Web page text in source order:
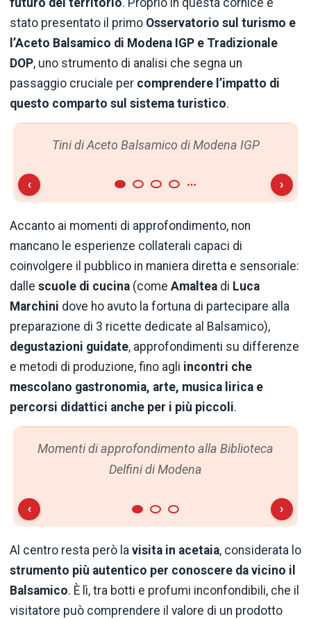
stato presentato il primo Osservatorio sul turismo e
l’Aceto Balsamico di Modena IGP e Tradizionale
DOP, uno strumento di analisi che segna un
passaggio cruciale per comprendere l’impatto di
questo comparto sul sistema turistico.
Tini di Aceto Balsamico di Modena IGP
‹ ›
Accanto ai momenti di approfondimento, non
mancano le esperienze collaterali capaci di
coinvolgere il pubblico in maniera diretta e sensoriale:
dalle scuole di cucina (come Amaltea di Luca
Marchini dove ho avuto la fortuna di partecipare alla
preparazione di 3 ricette dedicate al Balsamico),
degustazioni guidate, approfondimenti su differenze
e metodi di produzione, fino agli incontri che
mescolano gastronomia, arte, musica lirica e
percorsi didattici anche per i più piccoli.
Momenti di approfondimento alla Biblioteca
Delfini di Modena
‹ ›
Al centro resta però la visita in acetaia, considerata lo
strumento più autentico per conoscere da vicino il
Balsamico. È lì, tra botti e profumi inconfondibili, che il
visitatore può comprendere il valore di un prodotto